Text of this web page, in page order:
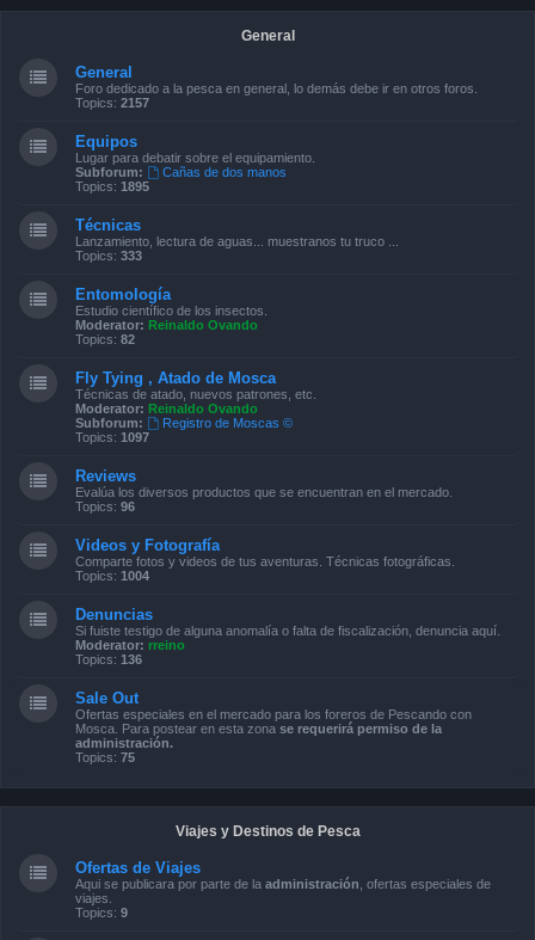
General
General
Foro dedicado a la pesca en general, lo demás debe ir en otros foros.
Topics: 2157
Equipos
Lugar para debatir sobre el equipamiento.
Subforum:
Cañas de dos manos
Topics: 1895
Técnicas
Lanzamiento, lectura de aguas... muestranos tu truco ...
Topics: 333
Entomología
Estudio científico de los insectos.
Moderator: Reinaldo Ovando
Topics: 82
Fly Tying , Atado de Mosca
Técnicas de atado, nuevos patrones, etc.
Moderator: Reinaldo Ovando
Subforum:
Registro de Moscas ©
Topics: 1097
Reviews
Evalúa los diversos productos que se encuentran en el mercado.
Topics: 96
Videos y Fotografía
Comparte fotos y videos de tus aventuras. Técnicas fotográficas.
Topics: 1004
Denuncias
Si fuiste testigo de alguna anomalía o falta de fiscalización, denuncia aquí.
Moderator: rreino
Topics: 136
Sale Out
Ofertas especiales en el mercado para los foreros de Pescando con
Mosca. Para postear en esta zona se requerirá permiso de la
administración.
Topics: 75
Viajes y Destinos de Pesca
Ofertas de Viajes
Aqui se publicara por parte de la administración , ofertas especiales de
viajes.
Topics: 9